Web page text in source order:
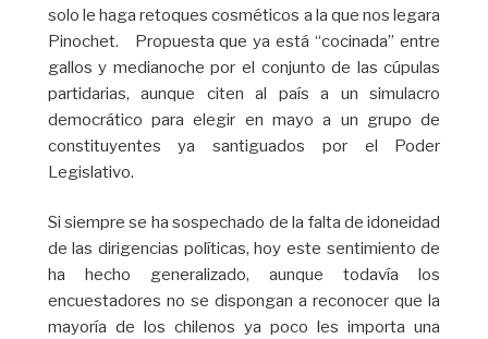
solo le haga retoques cosméticos a la que nos legara
Pinochet. Propuesta que ya está “cocinada” entre
gallos y medianoche por el conjunto de las cúpulas
partidarias, aunque citen al país a un simulacro
democrático para elegir en mayo a un grupo de
constituyentes ya santiguados por el Poder
Legislativo.
Si siempre se ha sospechado de la falta de idoneidad
de las dirigencias políticas, hoy este sentimiento de
ha hecho generalizado, aunque todavía los
encuestadores no se dispongan a reconocer que la
mayoría de los chilenos ya poco les importa una